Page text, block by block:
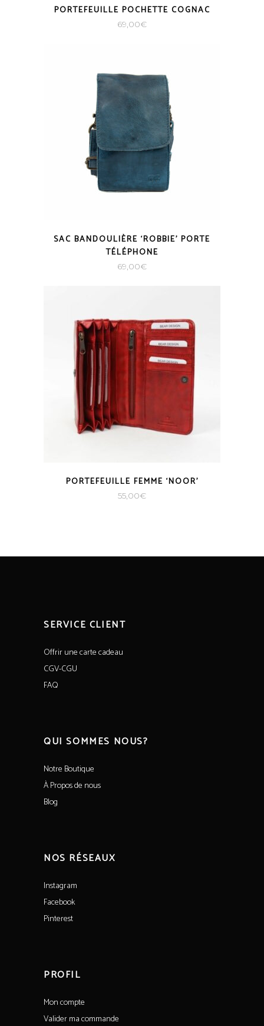
PORTEFEUILLE POCHETTE COGNAC
69,00€
SAC BANDOULIÈRE ‘ROBBIE’ PORTE
TÉLÉPHONE
69,00€
PORTEFEUILLE FEMME ‘NOOR’
55,00€
SERVICE CLIENT
Offrir une carte cadeau
CGV-CGU
FAQ
QUI SOMMES NOUS?
Notre Boutique
À Propos de nous
Blog
NOS RÉSEAUX
Instagram
Facebook
Pinterest
PROFIL
Mon compte
Valider ma commande